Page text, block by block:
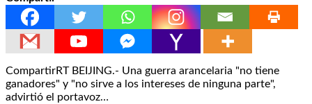
CompartirRT BEIJING.- Una guerra arancelaria "no tiene
ganadores" y "no sirve a los intereses de ninguna parte",
advirtió el portavoz…